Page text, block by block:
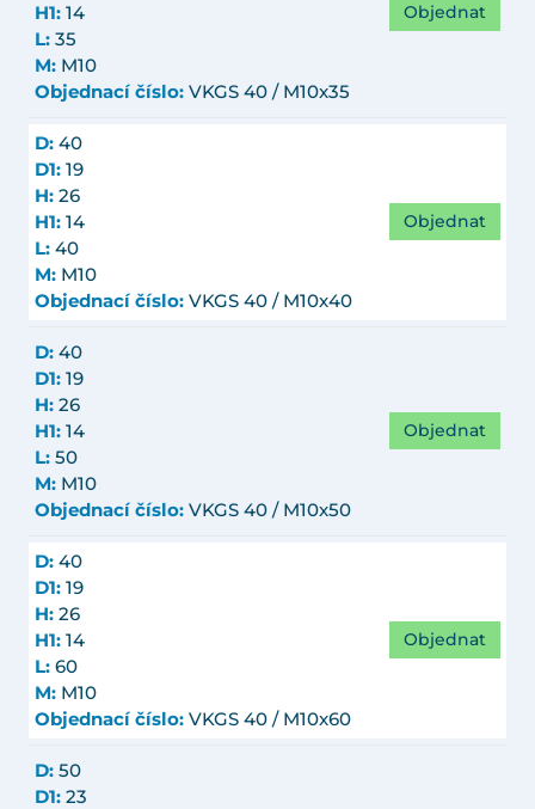
H1: 14
L: 35
M: M10
Objednací číslo: VKGS 40 / M10x35
Objednat
D: 40
D1: 19
H: 26
H1: 14
L: 40
M: M10
Objednací číslo: VKGS 40 / M10x40
Objednat
D: 40
D1: 19
H: 26
H1: 14
L: 50
M: M10
Objednací číslo: VKGS 40 / M10x50
Objednat
D: 40
D1: 19
H: 26
H1: 14
L: 60
M: M10
Objednací číslo: VKGS 40 / M10x60
Objednat
D: 50
D1: 23